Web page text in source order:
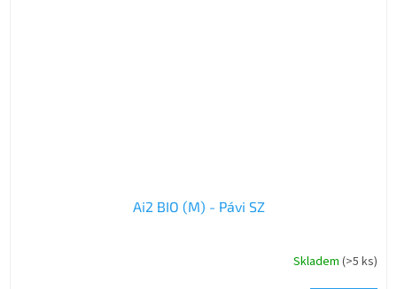
Ai2 BIO (M) - Pávi SZ
Skladem (>5 ks)